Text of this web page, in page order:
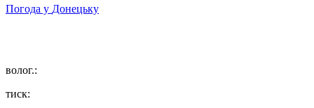
Погода у Донецьку
волог.:
тиск: